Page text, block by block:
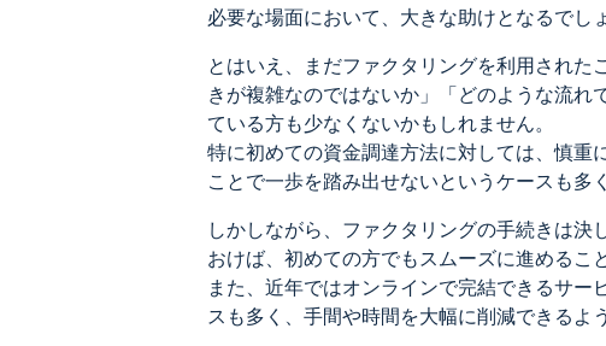
必要な場面において、大きな助けとなるでし
とはいえ、まだファクタリングを利用され
きが複雑なのではないか」「どのような流れ
ている方も少なくないかもしれません。
特に初めての資金調達方法に対しては、慎重
ことで一歩を踏み出せないというケースも多
しかしながら、ファクタリングの手続きは
おけば、初めての方でもスムーズに進めるこ
また、近年ではオンラインで完結できるサ
スも多く、手間や時間を大幅に削減できるよ